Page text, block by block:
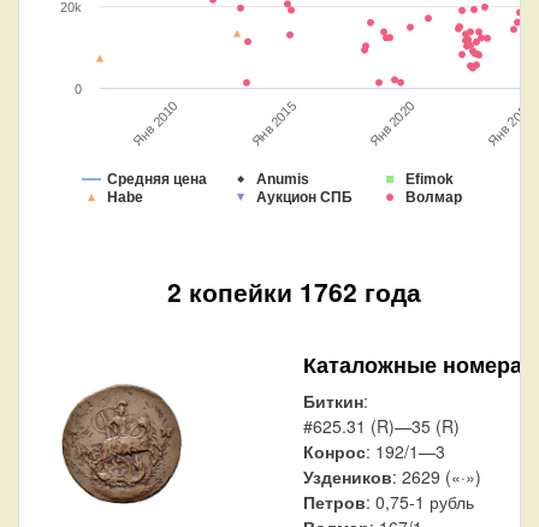
Средняя цена Anumis
Efimok
Habe
Аукцион СПБ Волмар
Янв 2010 Янв 2015 Янв 2020 Янв 2025
0
20k
2 копейки 1762 года
Каталожные номера
Биткин:
#625.31 (R)—35 (R)
Конрос: 192/1—3
Уздеников: 2629 («·»)
Петров: 0,75-1 рубль